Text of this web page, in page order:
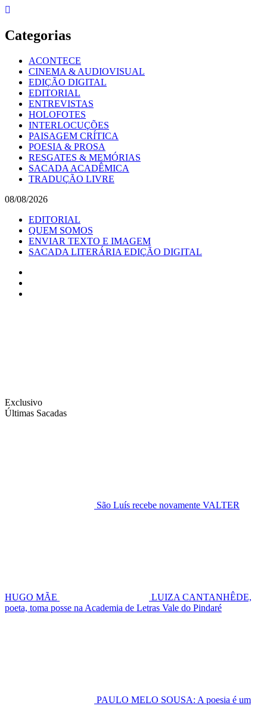
Skip
content
Categorias
ACONTECE
CINEMA & AUDIOVISUAL
EDIÇÃO DIGITAL
EDITORIAL
ENTREVISTAS
HOLOFOTES
INTERLOCUÇÕES
PAISAGEM CRÍTICA
POESIA & PROSA
RESGATES & MEMÓRIAS
SACADA ACADÊMICA
TRADUÇÃO LIVRE
08/08/2026
EDITORIAL
QUEM SOMOS
ENVIAR TEXTO E IMAGEM
SACADA LITERÁRIA EDIÇÃO DIGITAL
Exclusivo
Últimas Sacadas
São Luís recebe novamente VALTER
HUGO MÃE
LUIZA CANTANHÊDE,
poeta, toma posse na Academia de Letras Vale do Pindaré
PAULO MELO SOUSA: A poesia é um